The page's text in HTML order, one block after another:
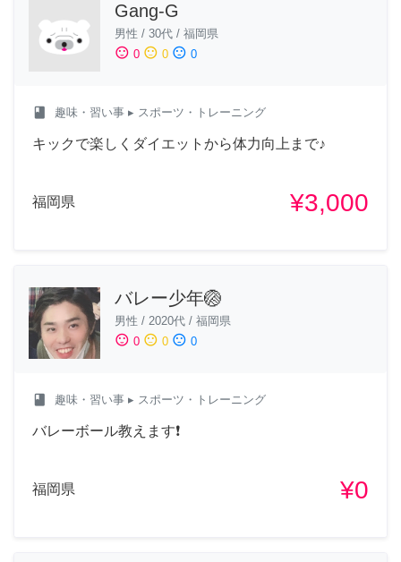
Gang-G
男性 / 30代 / 福岡県
sentiment_satisfied 0 sentiment_neutral 0 sentiment_dissatisfied 0
class 趣味・習い事 ▸ スポーツ・トレーニング
キックで楽しくダイエットから体力向上まで♪
福岡県 ¥3,000
バレー少年🏐
男性 / 2020代 / 福岡県
sentiment_satisfied 0 sentiment_neutral 0 sentiment_dissatisfied 0
class 趣味・習い事 ▸ スポーツ・トレーニング
バレーボール教えます❗️
福岡県 ¥0